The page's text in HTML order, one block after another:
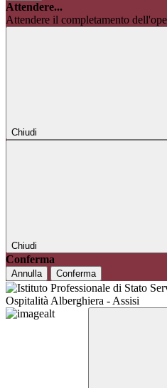
Attendere...
Attendere il completamento
Chiudi
Chiudi
Conferma
Annulla Conferma